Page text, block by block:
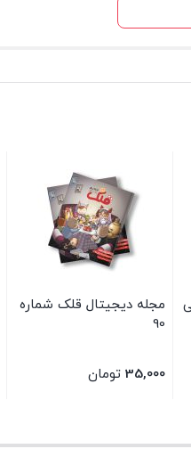
مجله دیجیتال قلک شماره
90
35,000 تومان